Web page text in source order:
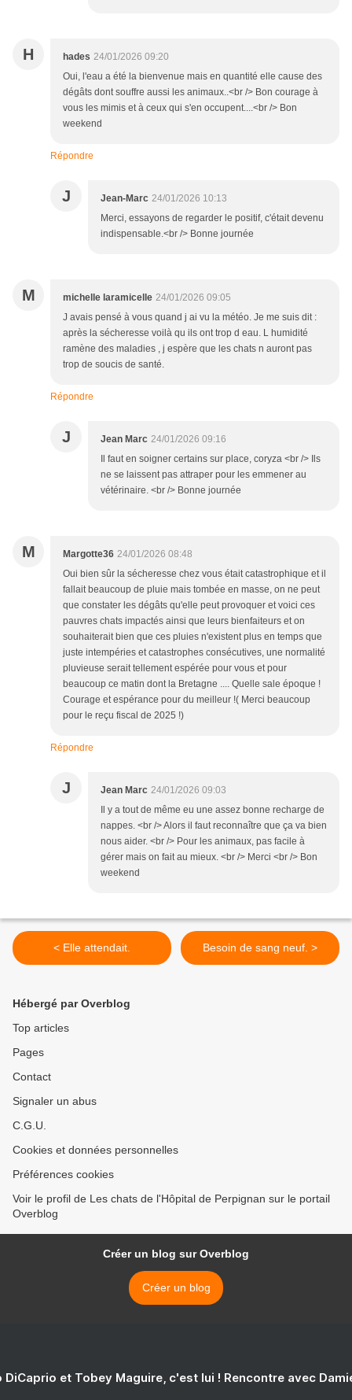
H hades 24/01/2026 09:20
Oui, l'eau a été la bienvenue mais en quantité elle cause des
dégâts dont souffre aussi les animaux..<br /> Bon courage à
vous les mimis et à ceux qui s'en occupent....<br /> Bon
weekend
Répondre
J Jean-Marc 24/01/2026 10:13
Merci, essayons de regarder le positif, c'était devenu
indispensable.<br /> Bonne journée
M michelle laramicelle 24/01/2026 09:05
J avais pensé à vous quand j ai vu la météo. Je me suis dit :
après la sécheresse voilà qu ils ont trop d eau. L humidité
ramène des maladies , j espère que les chats n auront pas
trop de soucis de santé.
Répondre
J Jean Marc 24/01/2026 09:16
Il faut en soigner certains sur place, coryza <br /> Ils
ne se laissent pas attraper pour les emmener au
vétérinaire. <br /> Bonne journée
M Margotte36 24/01/2026 08:48
Oui bien sûr la sécheresse chez vous était catastrophique et il
fallait beaucoup de pluie mais tombée en masse, on ne peut
que constater les dégâts qu'elle peut provoquer et voici ces
pauvres chats impactés ainsi que leurs bienfaiteurs et on
souhaiterait bien que ces pluies n'existent plus en temps que
juste intempéries et catastrophes consécutives, une normalité
pluvieuse serait tellement espérée pour vous et pour
beaucoup ce matin dont la Bretagne .... Quelle sale époque !
Courage et espérance pour du meilleur !( Merci beaucoup
pour le reçu fiscal de 2025 !)
Répondre
J Jean Marc 24/01/2026 09:03
Il y a tout de même eu une assez bonne recharge de
nappes. <br /> Alors il faut reconnaître que ça va bien
nous aider. <br /> Pour les animaux, pas facile à
gérer mais on fait au mieux. <br /> Merci <br /> Bon
weekend
< Elle attendait. Besoin de sang neuf. >
Hébergé par Overblog
Top articles
Pages
Contact
Signaler un abus
C.G.U.
Cookies et données personnelles
Préférences cookies
Voir le profil de Les chats de l'Hôpital de Perpignan sur le portail
Overblog
Créer un blog sur Overblog
Créer un blog
DiCaprio et Tobey Maguire, c'est lui ! Rencontre avec